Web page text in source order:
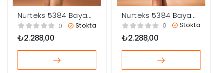
Nurteks 5384 Bayan
Sabahlık Gecelik
Takım
0 Stokta
₺2.288,00
Nurteks 5384 Bayan
Sabahlık Gecelik
Takım
0 Stokta
₺2.288,00